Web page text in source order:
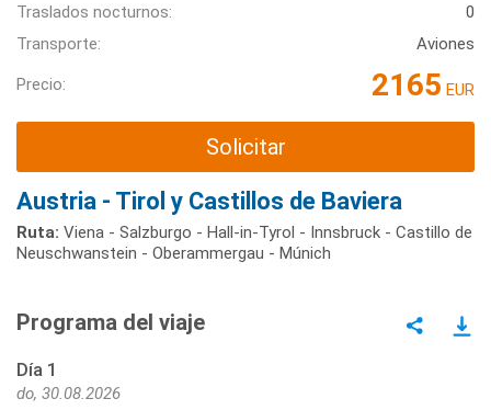
Traslados nocturnos:
0
Transporte:
Aviones
Precio: 2165 EUR
Solicitar
Austria - Tirol y Castillos de Baviera
Ruta: Viena - Salzburgo - Hall-in-Tyrol - Innsbruck - Castillo de
Neuschwanstein - Oberammergau - Múnich
Programa del viaje
Día 1
do, 30.08.2026